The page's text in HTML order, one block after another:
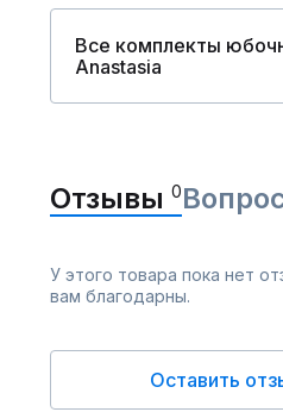
Все комплекты
Anastasia
Отзывы 0
У этого товара пока нет
вам благодарны.
Оставить